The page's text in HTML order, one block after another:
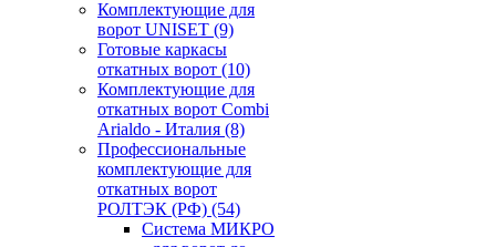
Комплектующие для
ворот UNISET (9)
Готовые каркасы
откатных ворот (10)
Комплектующие для
откатных ворот Combi
Arialdo - Италия (8)
Профессиональные
комплектующие для
откатных ворот
РОЛТЭК (РФ) (54)
Система МИКРО